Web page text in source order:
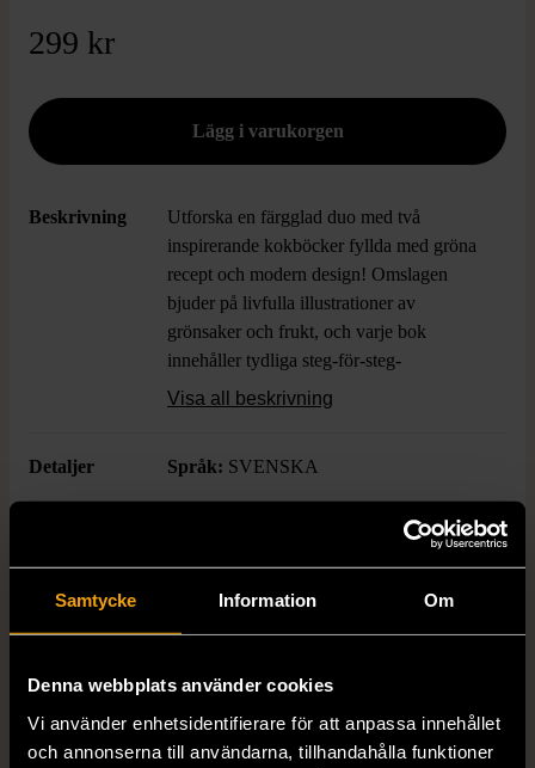
Samtycke Information Om
Denna webbplats använder cookies
Vi använder enhetsidentifierare för att anpassa innehållet
och annonserna till användarna, tillhandahålla funktioner
299 kr
Beskrivning
Utforska en färgglad duo med två
inspirerande kokböcker fyllda med gröna
recept och modern design! Omslagen
bjuder på livfulla illustrationer av
grönsaker och frukt, och varje bok
innehåller tydliga steg-för-steg-
instruktioner, smart layout och aptitretande
med en touch av contemporary svensk stil.
Visa all beskrivning
Detaljer Språk: SVENSKA
Vår kokbok vegan, Vår kokbok vego
Författare Sara Begner m fl